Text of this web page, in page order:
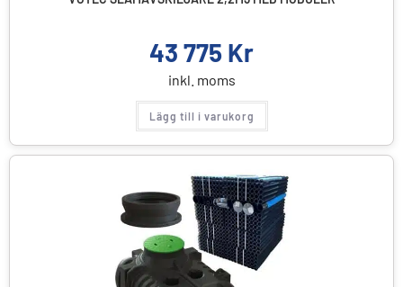
43 775 Kr
inkl. moms
Lägg till i varukorg